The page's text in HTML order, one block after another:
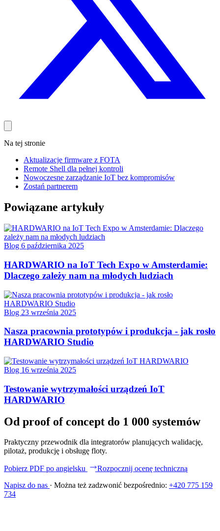
Na tej stronie
Aktualizacje firmware z FOTA
Remote Shell dla pełnej kontroli
Nowoczesne zarządzanie IoT bez kompromisów
Zostań partnerem
Powiązane artykuły
Blog 6 października 2025
HARDWARIO na IoT Tech Expo w Amsterdamie:
Dlaczego zależy nam na młodych ludziach
Blog 23 września 2025
Nasza pracownia prototypów i produkcja - jak rosło
HARDWARIO Studio
Blog 16 września 2025
Testowanie wytrzymałości urządzeń IoT
HARDWARIO
Od proof of concept do 1 000 systemów
Praktyczny przewodnik dla integratorów planujących walidację,
pilotaż, produkcję i obsługę floty.
Pobierz PDF po angielsku
Rozpocznij ocenę techniczną
Napisz do nas · Można też zadzwonić bezpośrednio: +420 775 159
734